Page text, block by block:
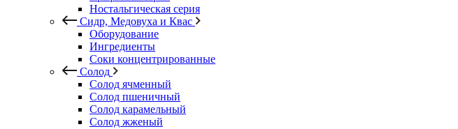
Ностальгическая серия
Сидр, Медовуха и Квас
Оборудование
Ингредиенты
Соки концентрированные
Солод
Солод ячменный
Солод пшеничный
Солод карамельный
Солод жженый